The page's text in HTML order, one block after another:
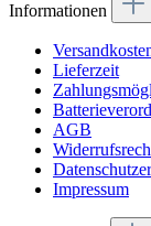
Informationen
Lieferzeit
AGB
Impressum